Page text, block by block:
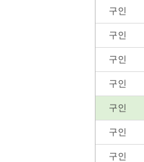
구인
구인
구인
구인
구인
구인
구인